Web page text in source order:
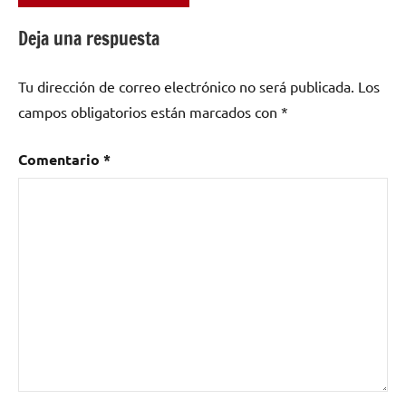
Jazz,
Tristano
Deja una respuesta
Tu dirección de correo electrónico no será publicada. Los
campos obligatorios están marcados con *
Comentario *